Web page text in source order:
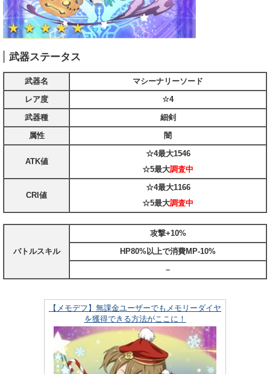
武器ステータス
武器名
マシーナリーソード
レア度
☆4
武器種
細剣
属性
闇
ATK値
☆4最大1546
☆5最大調査中
CRI値
☆4最大1166
☆5最大調査中
バトルスキル
攻撃+10%
HP80%以上で消費MP-10%
–
【メモデフ】無課金ユーザーでもメモリーダイヤ
を獲得できる方法がここに！